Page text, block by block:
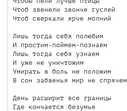
Чтоб звенели звонче гуслей
Чтоб сверкали ярче молний
Лишь тогда себя полюбим
И простим-поймем-познаем
Лишь тогда себя узнаем
И уже не уничтожим
Умирать в боль не положим
В сон забвенья мир не спрячем
День расширит все границы
Где кончается безумье